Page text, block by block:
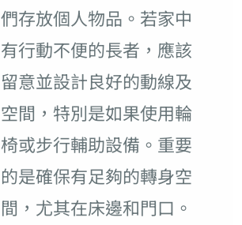
們存放個人物品。若家中
有行動不便的長者，應該
留意並設計良好的動線及
空間，特別是如果使用輪
椅或步行輔助設備。重要
的是確保有足夠的轉身空
間，尤其在床邊和門口。